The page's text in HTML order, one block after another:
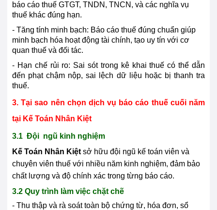
báo cáo thuế GTGT, TNDN, TNCN, và các nghĩa vụ
thuế khác đúng hạn.
- Tăng tính minh bạch: Báo cáo thuế đúng chuẩn giúp
minh bạch hóa hoạt động tài chính, tạo uy tín với cơ
quan thuế và đối tác.
- Hạn chế rủi ro: Sai sót trong kê khai thuế có thể dẫn
đến phạt chậm nộp, sai lệch dữ liệu hoặc bị thanh tra
thuế.
3. Tại sao nên chọn dịch vụ báo cáo thuế cuối năm
tại Kế Toán Nhân Kiệt
3.1 Đội ngũ kinh nghiệm
Kế Toán Nhân Kiệt sở hữu đội ngũ kế toán viên và
chuyên viên thuế với nhiều năm kinh nghiệm, đảm bảo
chất lượng và độ chính xác trong từng báo cáo.
3.2 Quy trình làm việc chặt chẽ
- Thu thập và rà soát toàn bộ chứng từ, hóa đơn, sổ